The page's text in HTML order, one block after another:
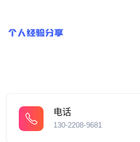
电话
130-2208-9681